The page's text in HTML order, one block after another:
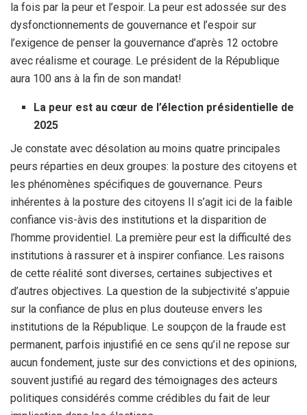
la fois par la peur et l’espoir. La peur est adossée sur des
dysfonctionnements de gouvernance et l’espoir sur
l’exigence de penser la gouvernance d’après 12 octobre
avec réalisme et courage. Le président de la République
aura 100 ans à la fin de son mandat!
La peur est au cœur de l’élection présidentielle de
2025
Je constate avec désolation au moins quatre principales
peurs réparties en deux groupes: la posture des citoyens et
les phénomènes spécifiques de gouvernance. Peurs
inhérentes à la posture des citoyens Il s’agit ici de la faible
confiance vis-àvis des institutions et la disparition de
l’homme providentiel. La première peur est la difficulté des
institutions à rassurer et à inspirer confiance. Les raisons
de cette réalité sont diverses, certaines subjectives et
d’autres objectives. La question de la subjectivité s’appuie
sur la confiance de plus en plus douteuse envers les
institutions de la République. Le soupçon de la fraude est
permanent, parfois injustifié en ce sens qu’il ne repose sur
aucun fondement, juste sur des convictions et des opinions,
souvent justifié au regard des témoignages des acteurs
politiques considérés comme crédibles du fait de leur